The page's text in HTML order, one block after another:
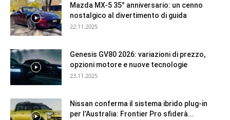
Mazda MX-5 35° anniversario: un cenno
nostalgico al divertimento di guida
22.11.2025
Genesis GV80 2026: variazioni di prezzo,
opzioni motore e nuove tecnologie
23.11.2025
Nissan conferma il sistema ibrido plug-in
per l’Australia: Frontier Pro sfiderà...